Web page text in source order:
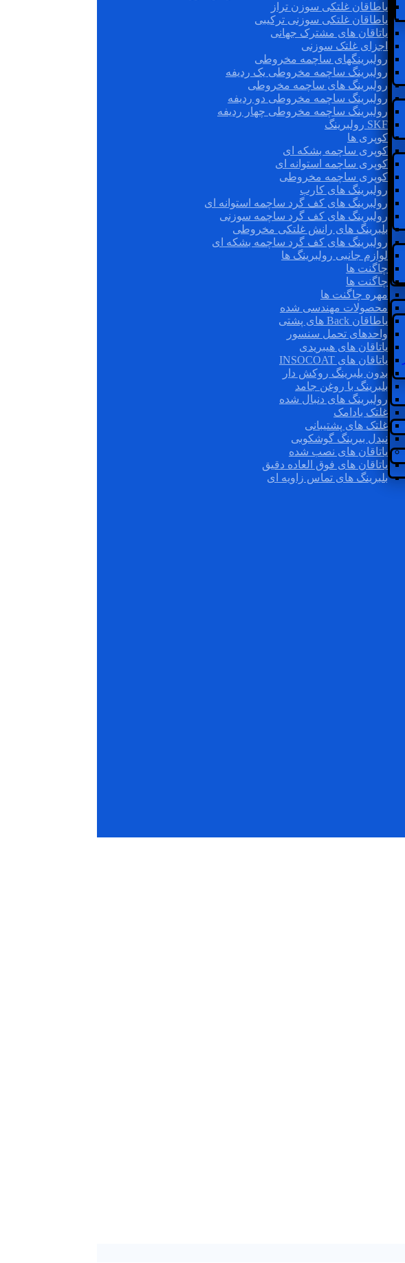
یاطاقان غلتکی سوزن تراز
یاطاقان غلتکی سوزنی ترکیبی
یاتاقان های مشترک جهانی
اجزای غلتک سوزنی
رولبرینگهای ساچمه مخروطی
رولبرینگ ساچمه مخروطی یک ردیفه
رولبرینگ های ساچمه مخروطی
رولبرینگ ساچمه مخروطی دو ردیفه
رولبرینگ ساچمه مخروطی چهار ردیفه
SKF رولبرینگ
کوپری ها
کوپری ساچمه بشکه ای
کوپری ساچمه استوانه ای
کوپری ساچمه مخروطی
رولبرینگ های کارب
رولبرینگ های کف گرد ساچمه استوانه ای
رولبرینگ های کف گرد ساچمه سوزنی
بلبرینگ های رانش غلتکی مخروطی
رولبرینگ های کف گرد ساچمه بشکه ای
لوازم جانبی رولبرینگ ها
چاگنت ها
چاگنت ها
مهره چاگنت ها
محصولات مهندسی شده
یاطاقان Back های پشتی
واحدهای تحمل سنسور
یاتاقان های هیبریدی
یاتاقان های INSOCOAT
بدون بلبرینگ روکش دار
بلبرینگ با روغن جامد
رولبرینگ های دنبال شده
غلتک بادامک
غلتک های پشتیبانی
نیدل بیرینگ گوشکوبی
یاتاقان های نصب شده
یاتاقان های فوق العاده دقیق
بلبرینگ های تماس زاویه ای